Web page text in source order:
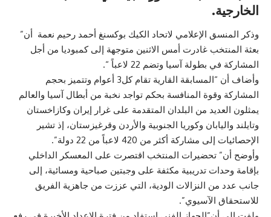
الخارجية.
وذكر المنسق الإعلامي لاتحاد الكيك بوكسنغ أحمد رحيم نعمة أن”
بعثة المنتخب غادرت أمس الاثنين متوجهة إلى كمبوديا من أجل
المشاركة في بطولة آسيا وتضم 22 لاعباً “.
وأضاف أن “المسابقة القارية تقام كل3 أعوام وتتميز بحجم
المشاركة وقوة المنافسة بحكم تواجد نخبة من أبطال آسيا والعالم
يمثلون العديد من البلدان المتقدمة على غرار إيران وكازاخستان
وتايلند واليابان وكوريا الجنوبية والأردن وقرغيزستان، إذ تشير
الإحصائيات إلى مشاركة أكثر من 420 لاعباً من 22 دولة”.
وأوضح أن” تحضيرات المنتخب اقتصرت على المعسكر الداخلي
بإقامة وحدات تدريبية مكثفة على وجبتين صباحية ومسائية، إلى
جانب عدد من النزالات الودية، التي عززت من جاهزية الفريق
للاستحقاق الآسيوي”.